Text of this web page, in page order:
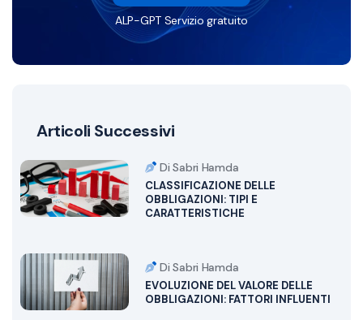
ALP-GPT Servizio gratuito
Articoli Successivi
Di Sabri Hamda
CLASSIFICAZIONE DELLE
OBBLIGAZIONI: TIPI E
CARATTERISTICHE
Di Sabri Hamda
EVOLUZIONE DEL VALORE DELLE
OBBLIGAZIONI: FATTORI INFLUENTI